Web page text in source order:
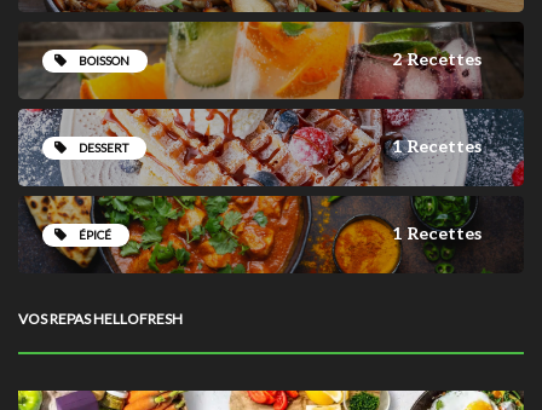
BOISSON 2 Recettes
DESSERT 1 Recettes
ÉPICÉ 1 Recettes
VOS REPAS HELLOFRESH